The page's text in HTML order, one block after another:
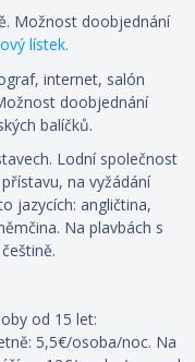
Možnost doobjednání
lístek.
internet, salón
doobjednání
balíčků.
Lodní společnost
na vyžádání
jazycích: angličtina,
Na plavbách s
od 15 let:
5,5€/osoba/noc. Na